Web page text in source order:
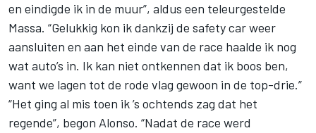
en eindigde ik in de muur”, aldus een teleurgestelde
Massa. “Gelukkig kon ik dankzij de safety car weer
aansluiten en aan het einde van de race haalde ik nog
wat auto’s in. Ik kan niet ontkennen dat ik boos ben,
want we lagen tot de rode vlag gewoon in de top-drie.”
“Het ging al mis toen ik ’s ochtends zag dat het
regende”, begon Alonso. “Nadat de race werd